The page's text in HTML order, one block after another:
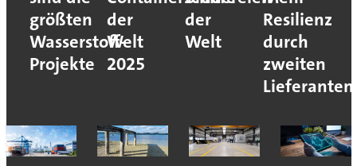
größten
Wasserstoff-
Projekte
der
Welt
2025
der
Welt
Resilienz
durch
zweiten
Lieferanten